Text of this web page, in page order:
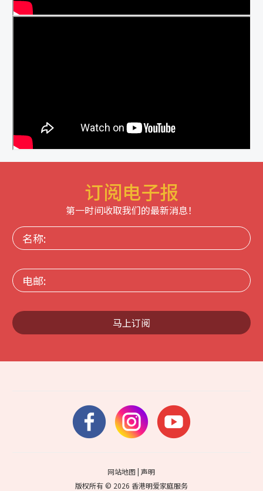
订阅电子报
第一时间收取我们的最新消息！
名
称:
电
邮:
马上订阅
网站地图 |声明
版权所有 © 2026 香港明爱家庭服务